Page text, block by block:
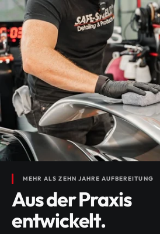
MEHR ALS ZEHN JAHRE AUFBEREITUNG
Aus der Praxis
entwickelt.